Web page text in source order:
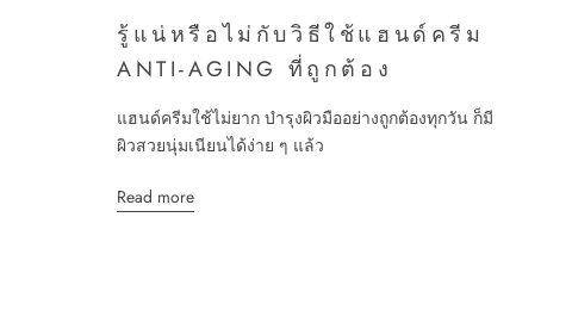
รู้แน่หรือไม่กับวิธีใช้แฮนด์ครีม
ANTI-AGING ที่ถูกต้อง
แฮนด์ครีมใช้ไม่ยาก บำรุงผิวมืออย่างถูกต้องทุกวัน ก็มี
ผิวสวยนุ่มเนียนได้ง่าย ๆ แล้ว
Read more